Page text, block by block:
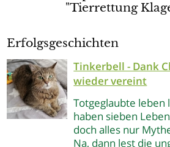
"Tierrettung
Erfolgsgeschichten
Tinkerbell - Dank
wieder vereint
Totgeglaubte leben
haben sieben
doch alles nur
Na, dann lest die